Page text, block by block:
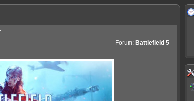
Forum: Battlefield 5